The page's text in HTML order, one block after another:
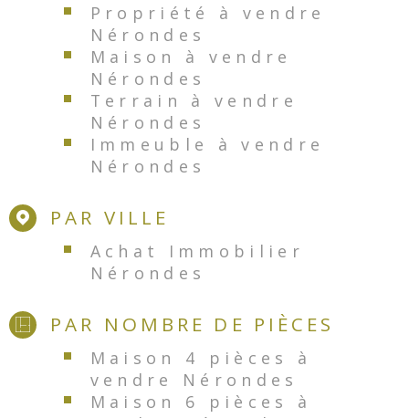
Propriété à vendre
Nérondes
Maison à vendre
Nérondes
Terrain à vendre
Nérondes
Immeuble à vendre
Nérondes
PAR VILLE
Achat Immobilier
Nérondes
PAR NOMBRE DE PIÈCES
Maison 4 pièces à
vendre Nérondes
Maison 6 pièces à